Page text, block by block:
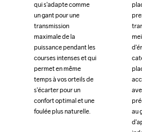
qui s'adapte comme
un gant pour une
transmission
maximale de la
puissance pendant les
courses intenses et qui
permet en même
temps à vos orteils de
s'écarter pour un
confort optimal et une
foulée plus naturelle.
qui s'adapte comme
un gant pour une
transmission
maximale de la
puissance pendant les
courses intenses et qui
permet en même
temps à vos orteils de
s'écarter pour un
confort optimal et une
foulée plus naturelle.
au
au